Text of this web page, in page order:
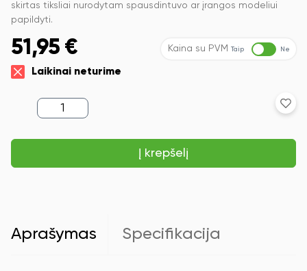
skirtas tiksliai nurodytam spausdintuvo ar įrangos modeliui
papildyti.
51,95 € Kaina su PVM Taip Ne
Laikinai neturime
produkto
kiekis:
kasetė
CH563EE,
psl,
originali
Į krepšelį
Aprašymas Specifikacija